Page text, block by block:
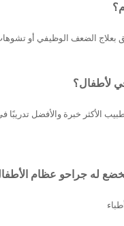
بعلاج الضعف الوظيفي أو
لأطفال؟
الأكثر خبرة والأفضل تدريبًا
له جراحو عظام